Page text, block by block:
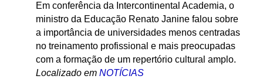
Em conferência da Intercontinental Academia, o
ministro da Educação Renato Janine falou sobre
a importância de universidades menos centradas
no treinamento profissional e mais preocupadas
com a formação de um repertório cultural amplo.
Localizado em NOTÍCIAS